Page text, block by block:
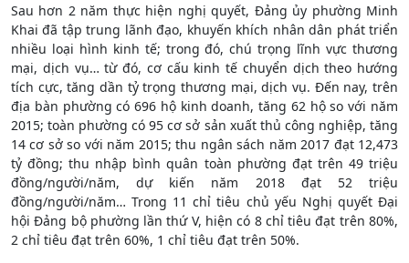
Sau hơn 2 năm thực hiện nghị quyết, Đảng ủy phường Minh
Khai đã tập trung lãnh đạo, khuyến khích nhân dân phát triển
nhiều loại hình kinh tế; trong đó, chú trọng lĩnh vực thương
mại, dịch vụ… từ đó, cơ cấu kinh tế chuyển dịch theo hướng
tích cực, tăng dần tỷ trọng thương mại, dịch vụ. Đến nay, trên
địa bàn phường có 696 hộ kinh doanh, tăng 62 hộ so với năm
2015; toàn phường có 95 cơ sở sản xuất thủ công nghiệp, tăng
14 cơ sở so với năm 2015; thu ngân sách năm 2017 đạt 12,473
tỷ đồng; thu nhập bình quân toàn phường đạt trên 49 triệu
đồng/người/năm, dự kiến năm 2018 đạt 52 triệu
đồng/người/năm… Trong 11 chỉ tiêu chủ yếu Nghị quyết Đại
hội Đảng bộ phường lần thứ V, hiện có 8 chỉ tiêu đạt trên 80%,
2 chỉ tiêu đạt trên 60%, 1 chỉ tiêu đạt trên 50%.